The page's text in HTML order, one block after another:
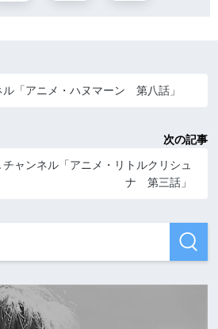
「アニメ・ハヌマーン 第八話」
次の記事
ャンネル「アニメ・リトルクリシュ
ナ 第三話」